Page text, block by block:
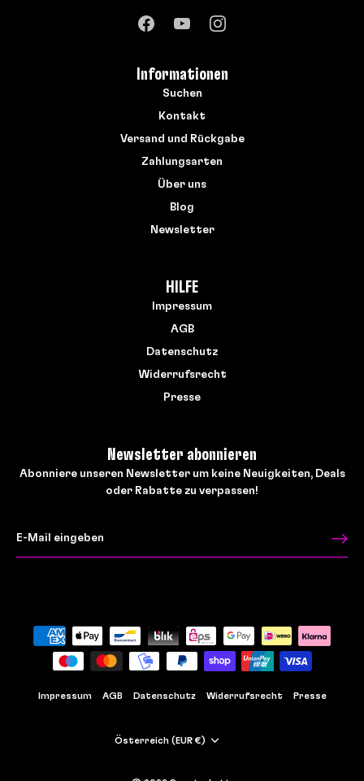
Informationen
Suchen
Kontakt
Versand und Rückgabe
Zahlungsarten
Über uns
Blog
Newsletter
HILFE
Impressum
AGB
Datenschutz
Widerrufsrecht
Presse
Newsletter abonnieren
Abonniere unseren Newsletter um keine Neuigkeiten, Deals
oder Rabatte zu verpassen!
Impressum AGB Datenschutz Widerrufsrecht Presse
Währung
Österreich (EUR €)